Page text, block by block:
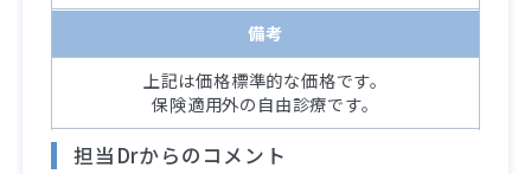
備考
上記は価格標準的な価格です。
保険適用外の自由診療です。
担当Drからのコメント